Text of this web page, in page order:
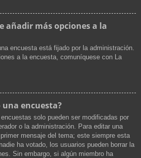
añadir más opciones a la
encuesta está fijado por la administración.
a la encuesta, comuníquese con La
encuesta?
solo pueden ser modificadas por
o la administración. Para editar una
mensaje del tema; este siempre esta
ha votado, los usuarios pueden borrar la
Sin embargo, si algún miembro ha